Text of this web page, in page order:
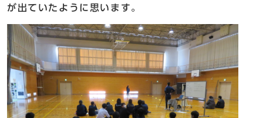
が出ていたように思います。